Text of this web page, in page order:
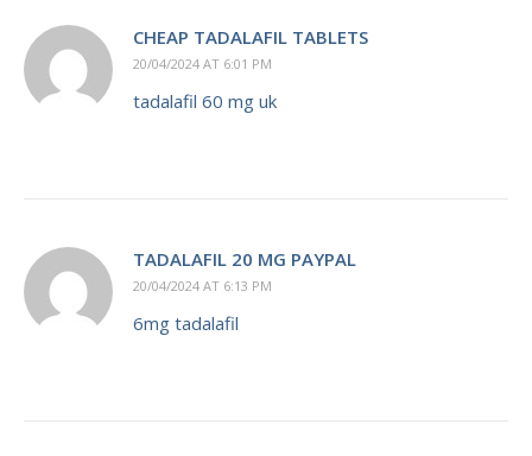
CHEAP TADALAFIL TABLETS
20/04/2024 AT 6:01 PM
tadalafil 60 mg uk
TADALAFIL 20 MG PAYPAL
20/04/2024 AT 6:13 PM
6mg tadalafil